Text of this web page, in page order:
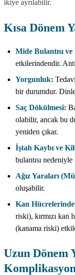
ikiye ayrılabilir.
Kısa Dönem
Mide Bulantısı
etkilerindendir.
Yorgunluk:
bir durumdur.
Saç Dökülmesi:
olabilir, ancak bu
yeniden çıkar.
İştah Kaybı ve
bulantısı
Ağız Yaraları
oluşabilir.
Kan
riski), kırmızı
(kanama riski)
Uzun Dönem